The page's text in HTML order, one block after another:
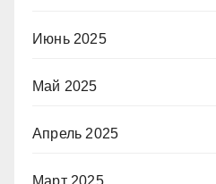
Июнь 2025
Май 2025
Апрель 2025